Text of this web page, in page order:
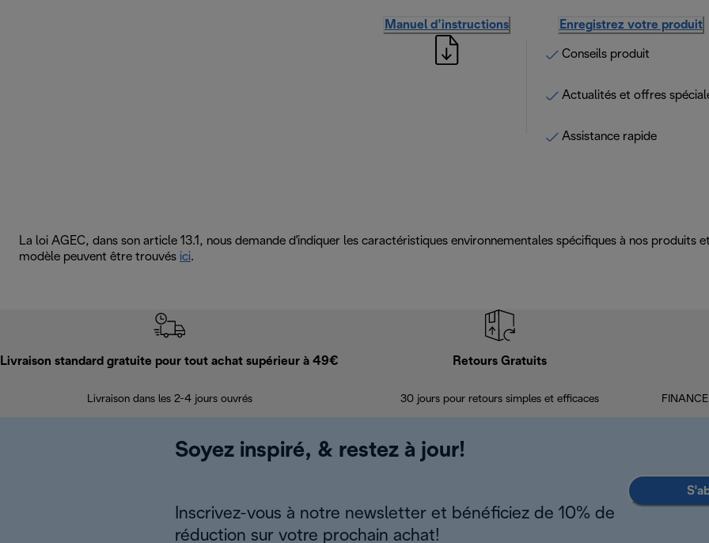
Manuel d’instructions Enregistrez votre produit
Conseils produit
Actualités et offres
Assistance rapide
La loi AGEC, dans son article 13.1, nous demande d'indiquer les caractéristiques environnementales spécifiques à nos
modèle peuvent être trouvés ici.
Livraison standard gratuite pour tout achat supérieur à 49€
Livraison dans les 2-4 jours ouvrés
Retours Gratuits
30 jours pour retours simples et efficaces
Soyez inspiré, & restez à jour!
Inscrivez-vous à notre newsletter et bénéficiez de 10% de
réduction sur votre prochain achat!